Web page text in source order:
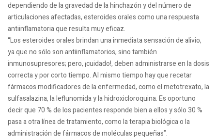
dependiendo de la gravedad de la hinchazón y del número de
articulaciones afectadas, esteroides orales como una respuesta
antiinflamatoria que resulta muy eficaz.
“Los esteroides orales brindan una inmediata sensación de alivio,
ya que no sólo son antiinflamatorios, sino también
inmunosupresores; pero, ¡cuidado!, deben administrarse en la dosis
correcta y por corto tiempo. Al mismo tiempo hay que recetar
fármacos modificadores de la enfermedad, como el metotrexato, la
sulfasalazina, la leflunomida y la hidroxicloroquina. Es oportuno
decir que 70 % de los pacientes responde bien a ellos y sólo 30 %
pasa a otra línea de tratamiento, como la terapia biológica o la
administración de fármacos de moléculas pequeñas”.